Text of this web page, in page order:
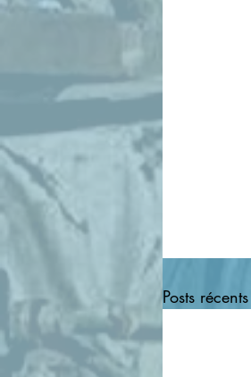
Posts récents